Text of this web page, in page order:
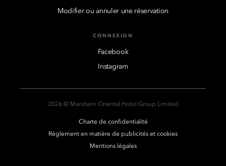
Modifier ou annuler une réservation
CONNEXION
Facebook
Instagram
2026 © Mandarin Oriental Hotel Group Limited
Charte de confidentialité
Règlement en matière de publicités et cookies
Mentions légales